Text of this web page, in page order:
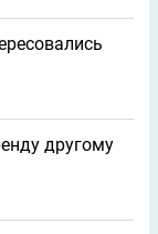
другому